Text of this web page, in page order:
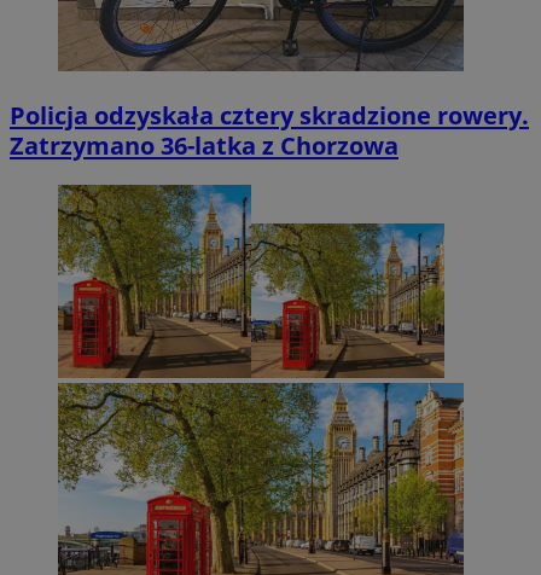
Policja odzyskała cztery skradzione rowery.
Zatrzymano 36-latka z Chorzowa